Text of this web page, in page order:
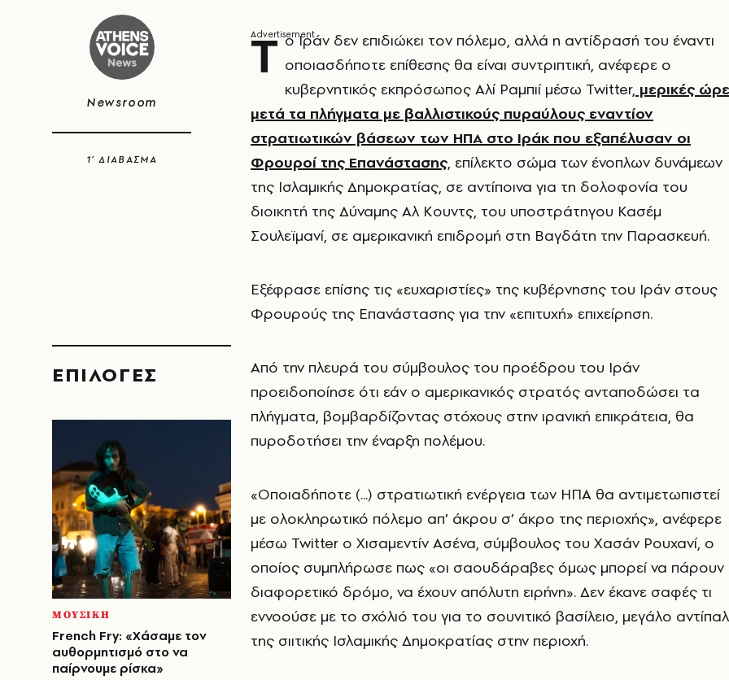
Newsroom
1’ ΔΙΑΒΑΣΜΑ
EΠΙΛΟΓΈΣ
ΜΟΥΣΙΚΗ
French Fry: «Χάσαμε τον
αυθορμητισμό στο να
παίρνουμε ρίσκα»
Τ ο Ιράν δεν επιδιώκει τον πόλεμο, αλλά η αντίδρασή του έναντι
οποιασδήποτε επίθεσης θα είναι συντριπτική, ανέφερε ο
κυβερνητικός εκπρόσωπος Αλί Ραμπιί μέσω Twitter, μερικές
μετά τα πλήγματα με βαλλιστικούς πυραύλους εναντίον
στρατιωτικών βάσεων των ΗΠΑ στο Ιράκ που εξαπέλυσαν οι
Φρουροί της Επανάστασης, επίλεκτο σώμα των ένοπλων δυνάμεων
της Ισλαμικής Δημοκρατίας, σε αντίποινα για τη δολοφονία του
διοικητή της Δύναμης Αλ Κουντς, του υποστράτηγου Κασέμ
Σουλεϊμανί, σε αμερικανική επιδρομή στη Βαγδάτη την Παρασκευή.
Εξέφρασε επίσης τις «ευχαριστίες» της κυβέρνησης του Ιράν στους
Φρουρούς της Επανάστασης για την «επιτυχή» επιχείρηση.
Από την πλευρά του σύμβουλος του προέδρου του Ιράν
προειδοποίησε ότι εάν ο αμερικανικός στρατός ανταποδώσει τα
πλήγματα, βομβαρδίζοντας στόχους στην ιρανική επικράτεια, θα
πυροδοτήσει την έναρξη πολέμου.
«Οποιαδήποτε (...) στρατιωτική ενέργεια των ΗΠΑ θα αντιμετωπιστεί
με ολοκληρωτικό πόλεμο απ’ άκρου σ’ άκρο της περιοχής», ανέφερε
μέσω Twitter ο Χισαμεντίν Ασένα, σύμβουλος του Χασάν Ρουχανί, ο
οποίος συμπλήρωσε πως «οι σαουδάραβες όμως μπορεί να πάρουν
διαφορετικό δρόμο, να έχουν απόλυτη ειρήνη». Δεν έκανε σαφές τι
εννοούσε με το σχόλιό του για το σουνιτικό βασίλειο, μεγάλο
της σιιτικής Ισλαμικής Δημοκρατίας στην περιοχή.